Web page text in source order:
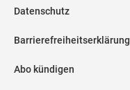
Datenschutz
Barrierefreiheitserklärung
Abo kündigen